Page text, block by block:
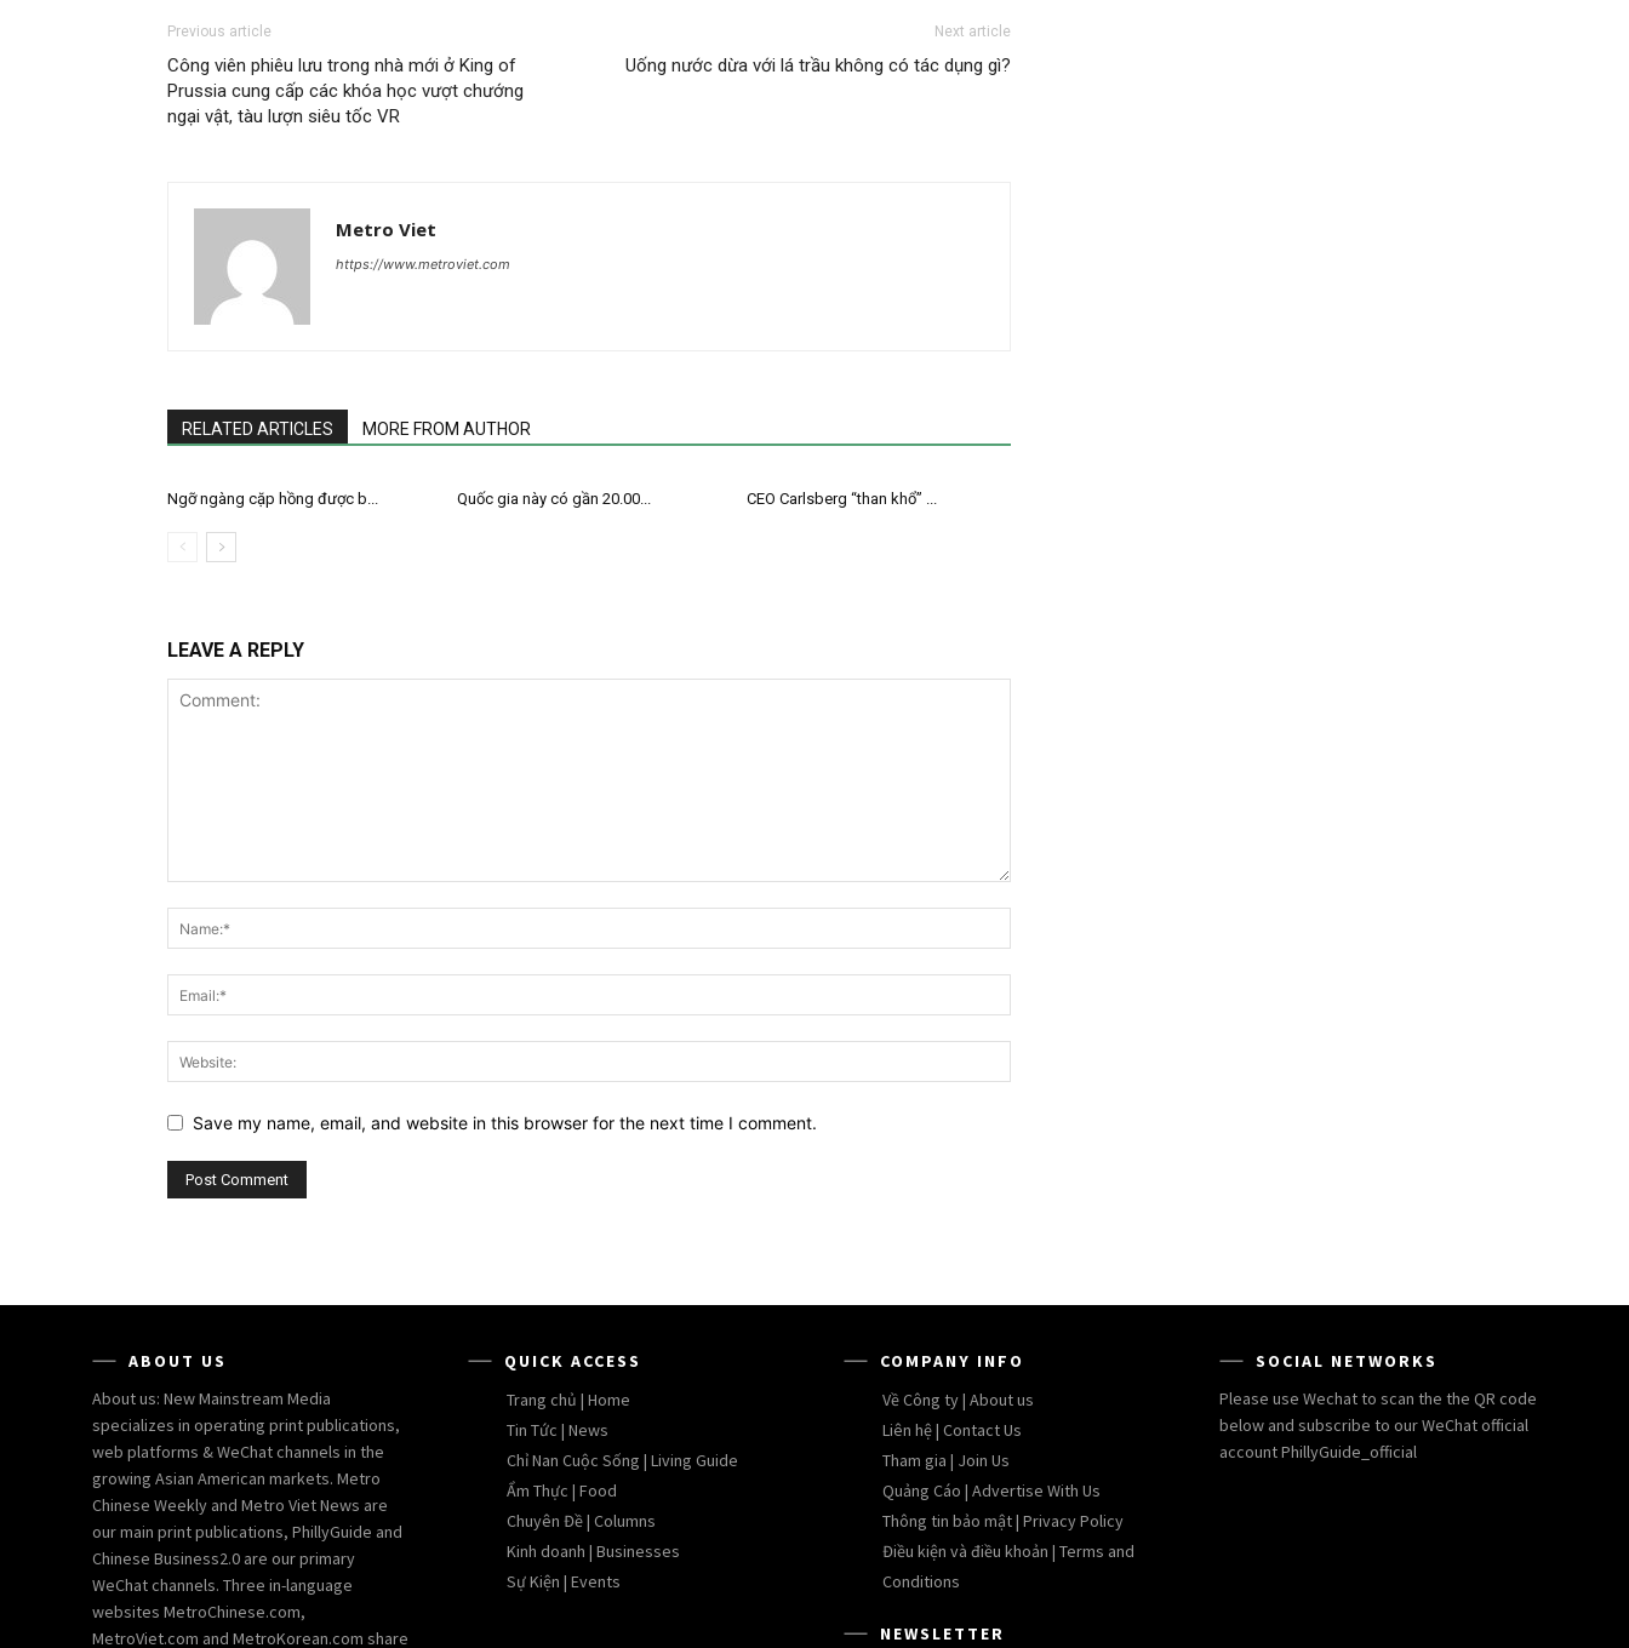
Previous article
Công viên phiêu lưu trong nhà mới ở King of
Prussia cung cấp các khóa học vượt chướng
ngại vật, tàu lượn siêu tốc VR
Next article
Uống nước dừa với lá trầu không có tác dụng gì?
Metro Viet
https://www.metroviet.com
RELATED ARTICLES MORE FROM AUTHOR
Ngỡ ngàng cặp hồng được b... Quốc gia này có gần 20.00... CEO Carlsberg “than khổ” ...
LEAVE A REPLY
Save my name, email, and website in this browser for the next time I comment.
ABOUT US
About us: New Mainstream Media
specializes in operating print publications,
web platforms & WeChat channels in the
growing Asian American markets. Metro
Chinese Weekly and Metro Viet News are
our main print publications, PhillyGuide and
Chinese Business2.0 are our primary
WeChat channels. Three in-language
websites MetroChinese.com,
MetroViet.com and MetroKorean.com share
QUICK ACCESS
Trang chủ | Home
Tin Tức | News
Chỉ Nan Cuộc Sống | Living Guide
Ẩm Thực | Food
Chuyên Đề | Columns
Kinh doanh | Businesses
Sự Kiện | Events
COMPANY INFO
Về Công ty | About us
Liên hệ | Contact Us
Tham gia | Join Us
Quảng Cáo | Advertise With Us
Thông tin bảo mật | Privacy Policy
Điều kiện và điều khoản | Terms and
Conditions
NEWSLETTER
SOCIAL NETWORKS
Please use Wechat to scan the the QR code
below and subscribe to our WeChat official
account PhillyGuide_official